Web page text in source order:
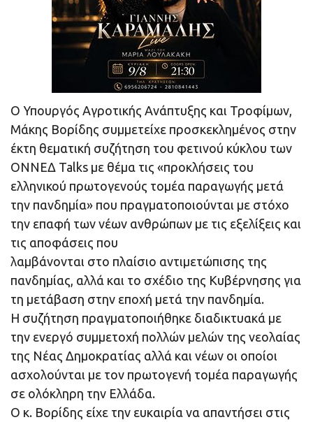
Ο Υπουργός Αγροτικής Ανάπτυξης και Τροφίμων,
Μάκης Βορίδης συμμετείχε προσκεκλημένος στην
έκτη θεματική συζήτηση του φετινού κύκλου των
ΟΝΝΕΔ Talks με θέμα τις «προκλήσεις του
ελληνικού πρωτογενούς τομέα παραγωγής μετά
την πανδημία» που πραγματοποιούνται με στόχο
την επαφή των νέων ανθρώπων με τις εξελίξεις και
τις αποφάσεις που
λαμβάνονται στο πλαίσιο αντιμετώπισης της
πανδημίας, αλλά και το σχέδιο της Κυβέρνησης για
τη μετάβαση στην εποχή μετά την πανδημία.
Η συζήτηση πραγματοποιήθηκε διαδικτυακά με
την ενεργό συμμετοχή πολλών μελών της νεολαίας
της Νέας Δημοκρατίας αλλά και νέων οι οποίοι
ασχολούνται με τον πρωτογενή τομέα παραγωγής
σε ολόκληρη την Ελλάδα.
Ο κ. Βορίδης είχε την ευκαιρία να απαντήσει στις